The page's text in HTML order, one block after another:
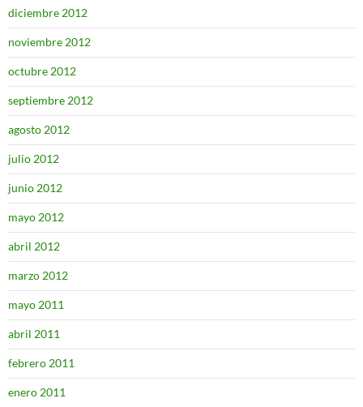
diciembre 2012
noviembre 2012
octubre 2012
septiembre 2012
agosto 2012
julio 2012
junio 2012
mayo 2012
abril 2012
marzo 2012
mayo 2011
abril 2011
febrero 2011
enero 2011